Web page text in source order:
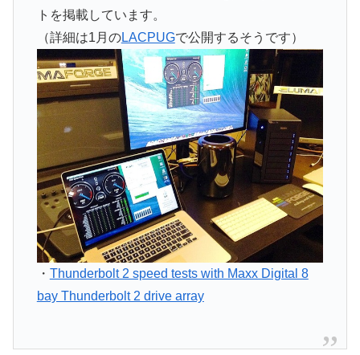
トを掲載しています。
（詳細は1月のLACPUGで公開するそうです）
・ Thunderbolt 2 speed tests with Maxx Digital 8
bay Thunderbolt 2 drive array